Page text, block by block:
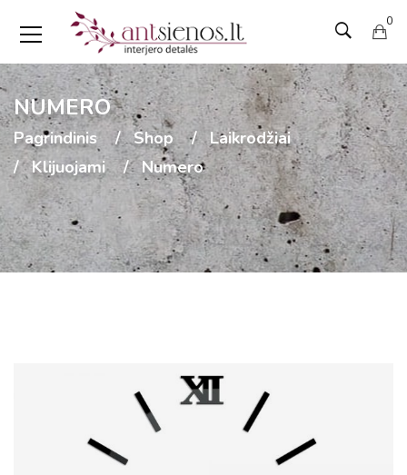
0
NUMERO
Pagrindinis Shop
Laikrodžiai
Klijuojami
Numero